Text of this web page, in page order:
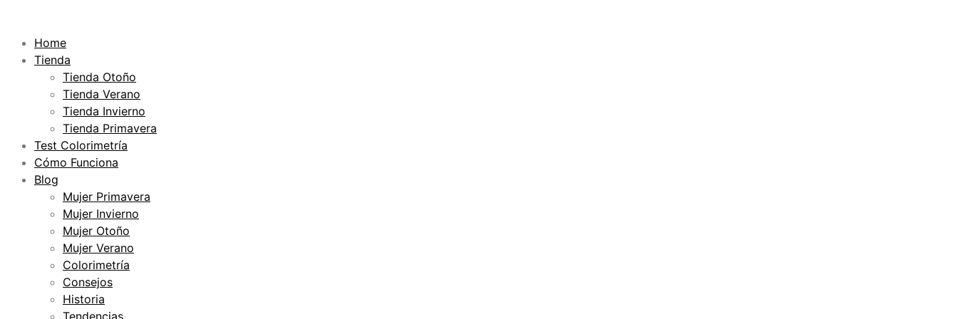
contenido
Home
Tienda
Tienda Otoño
Tienda Verano
Tienda Invierno
Tienda Primavera
Test Colorimetría
Cómo Funciona
Blog
Mujer Primavera
Mujer Invierno
Mujer Otoño
Mujer Verano
Colorimetría
Consejos
Historia
Tendencias